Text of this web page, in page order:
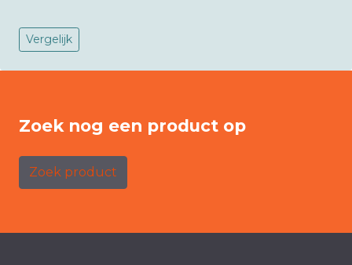
Vergelijk
Zoek nog een product op
Zoek product